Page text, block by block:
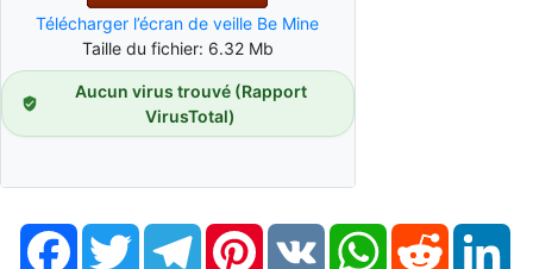
Télécharger l’écran de veille Be Mine
Taille du fichier: 6.32 Mb
Aucun virus trouvé (Rapport
VirusTotal)
FacebookTwitter TelegramPinterestVK WhatsAppReddit